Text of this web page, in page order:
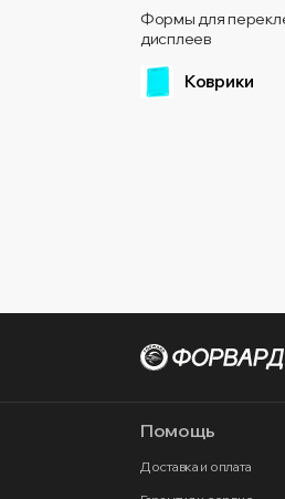
Формы для
дисплеев
Коврики
Помощь
Доставка и оплата